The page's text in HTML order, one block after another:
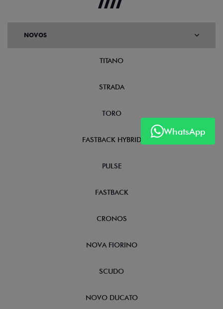
WhatsApp
NOVOS
TITANO
STRADA
TORO
FASTBACK HYBRID
PULSE
FASTBACK
CRONOS
NOVA FIORINO
SCUDO
NOVO DUCATO